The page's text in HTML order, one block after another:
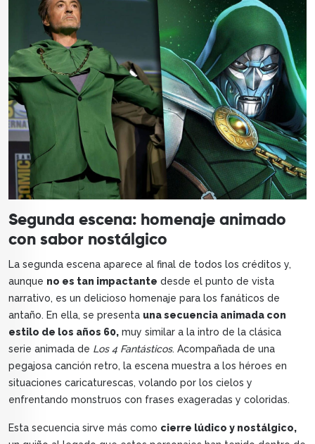
Segunda escena: homenaje animado
con sabor nostálgico
La segunda escena aparece al final de todos los créditos y,
aunque no es tan impactante desde el punto de vista
narrativo, es un delicioso homenaje para los fanáticos de
antaño. En ella, se presenta una secuencia animada con
estilo de los años 60, muy similar a la intro de la clásica
serie animada de Los 4 Fantásticos. Acompañada de una
pegajosa canción retro, la escena muestra a los héroes en
situaciones caricaturescas, volando por los cielos y
enfrentando monstruos con frases exageradas y coloridas.
Esta secuencia sirve más como cierre lúdico y nostálgico,